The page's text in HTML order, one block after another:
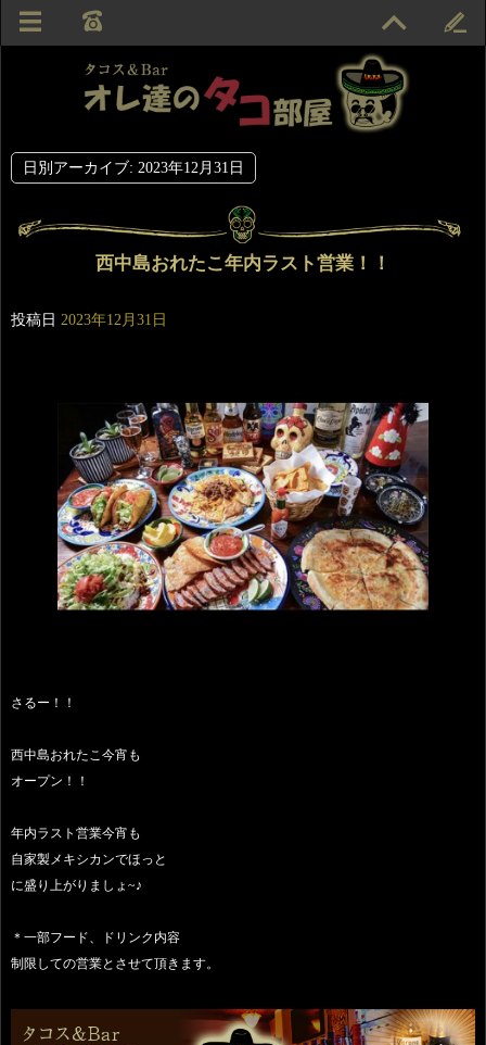
日別アーカイブ: 2023年12月31日
西中島おれたこ年内ラスト営業！！
投稿日 2023年12月31日
さるー！！
西中島おれたこ今宵も
オープン！！
年内ラスト営業今宵も
自家製メキシカンでほっと
に盛り上がりましょ~♪
＊一部フード、ドリンク内容
制限しての営業とさせて頂きます。